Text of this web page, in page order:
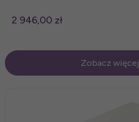
2 946,00 zł
Zobacz więcej